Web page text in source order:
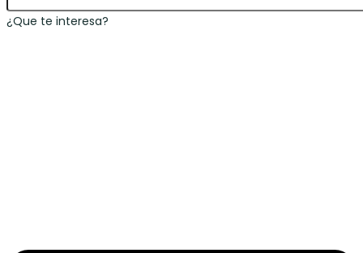
¿Que te interesa?